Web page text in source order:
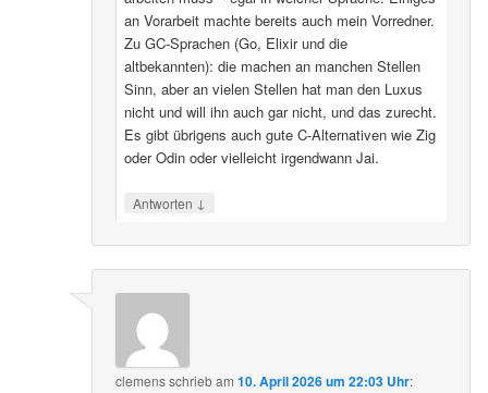
an Vorarbeit machte bereits auch mein Vorredner.
Zu GC-Sprachen (Go, Elixir und die
altbekannten): die machen an manchen Stellen
Sinn, aber an vielen Stellen hat man den Luxus
nicht und will ihn auch gar nicht, und das zurecht.
Es gibt übrigens auch gute C-Alternativen wie Zig
oder Odin oder vielleicht irgendwann Jai.
Antworten ↓
clemensschriebam10. April 2026 um 22:03 Uhr: